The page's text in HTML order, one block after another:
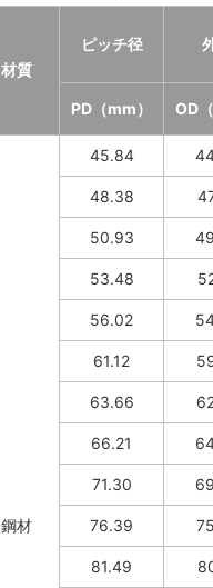
材質
ピッチ径
PD（mm） OD
鋼材
45.84
48.38
50.93
53.48
56.02
61.12
63.66
66.21
71.30
76.39
81.49